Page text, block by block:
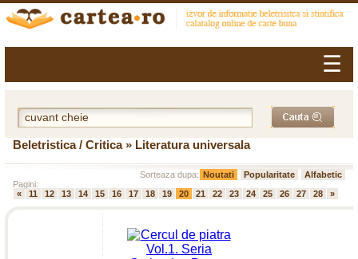
☰
Beletristica / Critica » Literatura universala
Sorteaza dupa: Noutati Popularitate
Alfabetic
Pagini:
«
11 12 13 14 15 16 17 18 19 20 21 22 23 24 25 26 27 28 »